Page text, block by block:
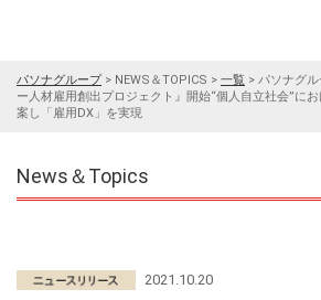
パソナグループ> NEWS＆TOPICS > 一覧 > パソナグ
ー人材雇用創出プロジェクト』開始“個人自立社会”に
案し「雇用DX」を実現
News＆Topics
2021.10.20